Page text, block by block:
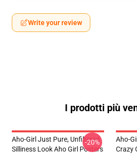
Write your review
I prodotti più
Aho-Girl Just Pure, Unfiltered
Silliness Look Aho Girl Posters
-20%
Aho-
Crazy